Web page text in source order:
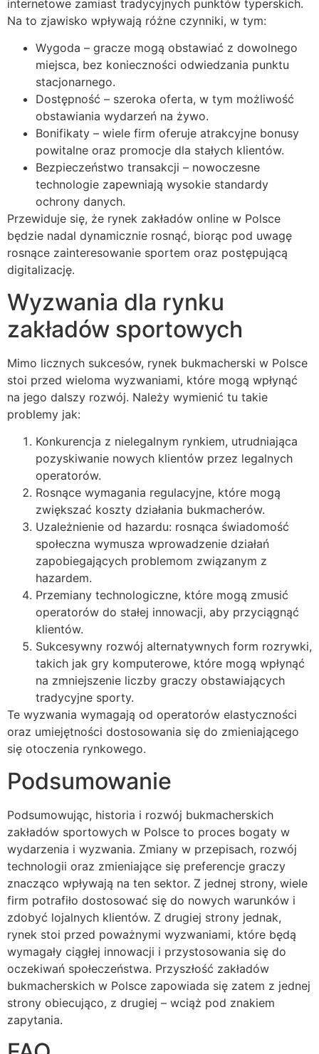
internetowe zamiast tradycyjnych punktów typerskich.
Na to zjawisko wpływają różne czynniki, w tym:
Wygoda – gracze mogą obstawiać z dowolnego
miejsca, bez konieczności odwiedzania punktu
stacjonarnego.
Dostępność – szeroka oferta, w tym możliwość
obstawiania wydarzeń na żywo.
Bonifikaty – wiele firm oferuje atrakcyjne bonusy
powitalne oraz promocje dla stałych klientów.
Bezpieczeństwo transakcji – nowoczesne
technologie zapewniają wysokie standardy
ochrony danych.
Przewiduje się, że rynek zakładów online w Polsce
będzie nadal dynamicznie rosnąć, biorąc pod uwagę
rosnące zainteresowanie sportem oraz postępującą
digitalizację.
Wyzwania dla rynku
zakładów sportowych
Mimo licznych sukcesów, rynek bukmacherski w Polsce
stoi przed wieloma wyzwaniami, które mogą wpłynąć
na jego dalszy rozwój. Należy wymienić tu takie
problemy jak:
Konkurencja z nielegalnym rynkiem, utrudniająca
pozyskiwanie nowych klientów przez legalnych
operatorów.
Rosnące wymagania regulacyjne, które mogą
zwiększać koszty działania bukmacherów.
Uzależnienie od hazardu: rosnąca świadomość
społeczna wymusza wprowadzenie działań
zapobiegających problemom związanym z
hazardem.
Przemiany technologiczne, które mogą zmusić
operatorów do stałej innowacji, aby przyciągnąć
klientów.
Sukcesywny rozwój alternatywnych form rozrywki,
takich jak gry komputerowe, które mogą wpłynąć
na zmniejszenie liczby graczy obstawiających
tradycyjne sporty.
Te wyzwania wymagają od operatorów elastyczności
oraz umiejętności dostosowania się do zmieniającego
się otoczenia rynkowego.
Podsumowanie
Podsumowując, historia i rozwój bukmacherskich
zakładów sportowych w Polsce to proces bogaty w
wydarzenia i wyzwania. Zmiany w przepisach, rozwój
technologii oraz zmieniające się preferencje graczy
znacząco wpływają na ten sektor. Z jednej strony, wiele
firm potrafiło dostosować się do nowych warunków i
zdobyć lojalnych klientów. Z drugiej strony jednak,
rynek stoi przed poważnymi wyzwaniami, które będą
wymagały ciągłej innowacji i przystosowania się do
oczekiwań społeczeństwa. Przyszłość zakładów
bukmacherskich w Polsce zapowiada się zatem z jednej
strony obiecująco, z drugiej – wciąż pod znakiem
zapytania.